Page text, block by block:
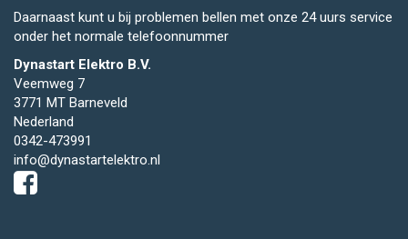
Daarnaast kunt u bij problemen bellen met onze 24 uurs service
onder het normale telefoonnummer
Dynastart Elektro B.V.
Veemweg 7
3771 MT Barneveld
Nederland
0342-473991
info@dynastartelektro.nl